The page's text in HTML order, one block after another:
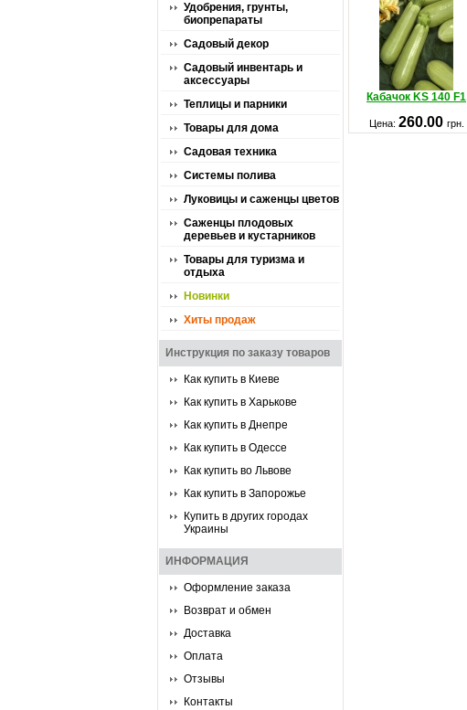
Удобрения, грунты,
биопрепараты
Садовый декор
Садовый инвентарь и
аксессуары
Теплицы и парники
Товары для дома
Садовая техника
Системы полива
Луковицы и саженцы цветов
Саженцы плодовых
деревьев и кустарников
Товары для туризма и
отдыха
Новинки
Хиты продаж
Инструкция по заказу товаров
Как купить в Киеве
Как купить в Харькове
Как купить в Днепре
Как купить в Одессе
Как купить во Львове
Как купить в Запорожье
Купить в других городах
Украины
ИНФОРМАЦИЯ
Оформление заказа
Возврат и обмен
Доставка
Оплата
Отзывы
Контакты
Кабачок KS 140 F1
Цена: 260.00 грн.